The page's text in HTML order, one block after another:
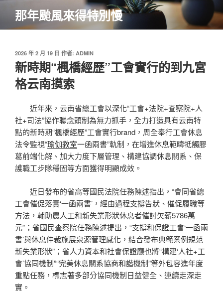
主
那年颱風來得特別慢
發
佈
於
2026 年 2 月 19 日 作者: ADMIN
新時期“楓橋經歷”工會實行的到九宮
格云南摸索
近年來，云南省總工會以深化“工會+法院+查察院+人
社+司法”協作聯念頭制為無力抓手，全力打造具有云南特
點的新時期“楓橋經歷”工會實行brand，周全奉行工會休息
法令監視“瑜伽教室一函兩書”軌制，在增進休息範疇牴觸膠
葛前端化解、加大力度下層管理、構建協調休息關系、保
護職工步隊穩固等方面獲得明顯成效。
近日發布的省高等國民法院任務陳述指出，“會同省總
工會催促落實‘一函兩書’，經由過程支撐告狀、催促履職等
方法，輔助農人工和新失業形狀休息者催討欠薪5786萬
元”；省國民查察院任務陳述提出，“支撐和保證工會‘一函兩
書’與休息仲裁施展泉源管理感化，結合發布典範案例規范
新失業形狀”；省人力資本和社會保證廳也將“構建‘人社+工
會’協同機制”“完美休息關系協商和諧機制”等外包容進年度
重點任務，標志著多部分協同機制日益健全、連續走深走
實。